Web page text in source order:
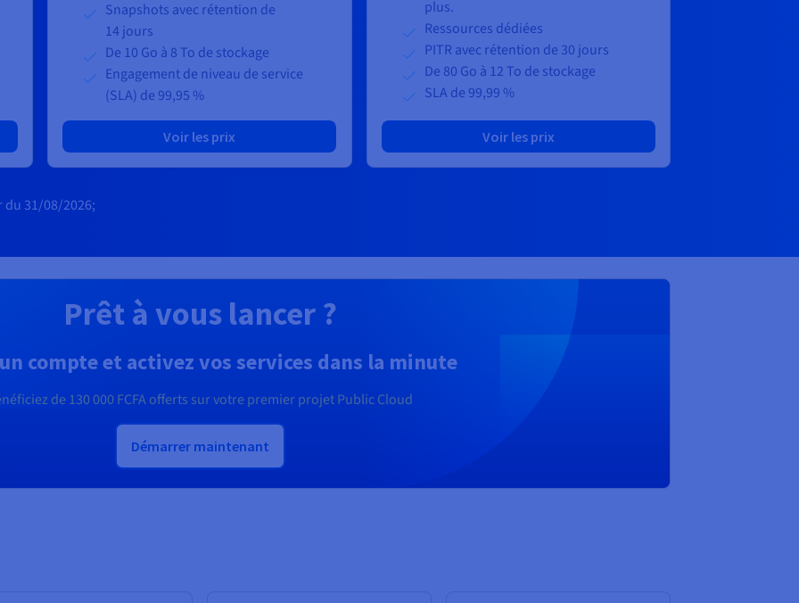
Snapshots avec rétention de
14 jours
De 10 Go à 8 To de stockage
Engagement de niveau de service
(SLA) de 99,95 %
Voir les prix
plus.
Ressources dédiées
PITR avec rétention de 30 jours
De 80 Go à 12 To de stockage
SLA de 99,99 %
Voir les prix
du 31/08/2026;
Prêt à vous lancer ?
compte et activez vos services dans la minute
de 130 000 FCFAofferts sur votre premier projet Public Cloud
Démarrer maintenant